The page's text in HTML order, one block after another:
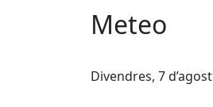
Meteo
Divendres, 7 d’agost